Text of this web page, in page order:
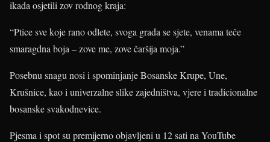
ikada osjetili zov rodnog kraja:
“Ptice sve koje rano odlete, svoga grada se sjete, venama teče
smaragdna boja – zove me, zove čaršija moja.”
Posebnu snagu nosi i spominjanje Bosanske Krupe, Une,
Krušnice, kao i univerzalne slike zajedništva, vjere i tradicionalne
bosanske svakodnevice.
Pjesma i spot su premijerno objavljeni u 12 sati na YouTube